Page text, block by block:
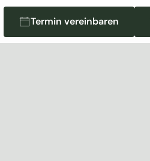
Termin vereinbaren
Termin vereinbaren